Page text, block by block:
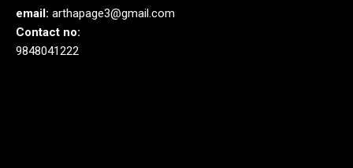
email: arthapage3@gmail.com
Contact no:
9848041222